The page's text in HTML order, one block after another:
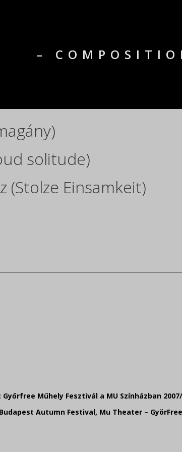
–
solitude)
(Stolze Einsamkeit)
Győrfree Műhely Fesztivál a MU Színházban
Autumn Festival, Mu Theater –